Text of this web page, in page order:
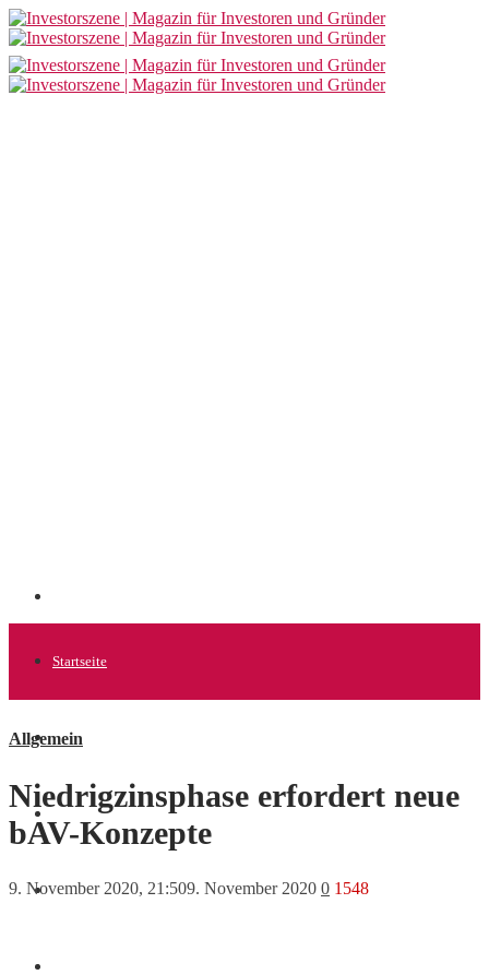
Startseite
Allgemein
Startups
News
Allgemein
Niedrigzinsphase erfordert neue
bAV-Konzepte
9. November 2020, 21:509. November 2020 0 1548